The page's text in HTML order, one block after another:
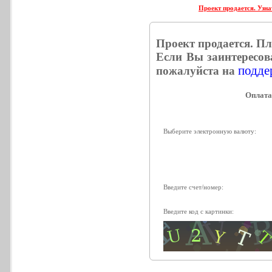
Проект продается.
Проект продается.
Если Вы
пожалуйста на
Выберите электронную валюту:
Введите счет/номер:
Введите код с картинки: